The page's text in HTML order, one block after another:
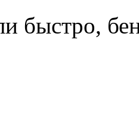
быстро,